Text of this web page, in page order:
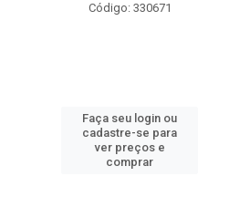
Código: 330671
Faça seu login ou
cadastre-se para
ver preços e
comprar